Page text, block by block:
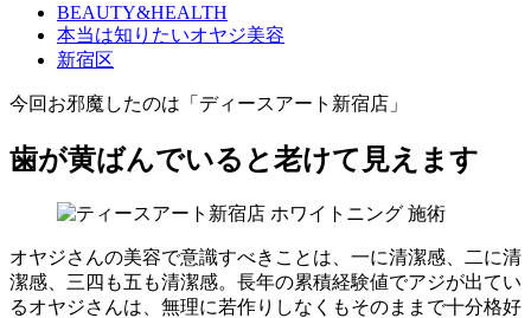
BEAUTY&HEALTH
本当は知りたいオヤジ美容
新宿区
今回お邪魔したのは「ディースアート新宿店」
歯が黄ばんでいると老けて見えます
オヤジさんの美容で意識すべきことは、一に清潔感、二に清
潔感、三四も五も清潔感。長年の累積経験値でアジが出てい
るオヤジさんは、無理に若作りしなくもそのままで十分格好